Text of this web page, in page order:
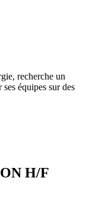
recherche un
équipes sur des
H/F